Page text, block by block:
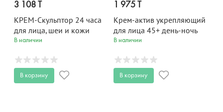
3 108 T
КРЕМ-Скульптор 24 часа
для лица, шеи и кожи
вокруг глаз 45+
мл
В наличии
В корзину
1 975 T
Крем-актив укрепляющий
для лица 45+ день-ночь
УВЛАЖНЕНИЕ UltraLong
В наличии
В корзину